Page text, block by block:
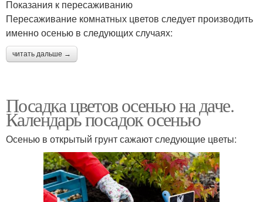
Показания к пересаживанию
Пересаживание комнатных цветов следует производить
именно осенью в следующих случаях:
читать дальше →
Посадка цветов осенью на даче.
Календарь посадок осенью
Осенью в открытый грунт сажают следующие цветы: